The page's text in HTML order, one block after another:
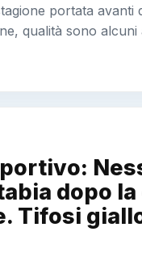
portata avanti
qualità sono
dopo la
Tifosi